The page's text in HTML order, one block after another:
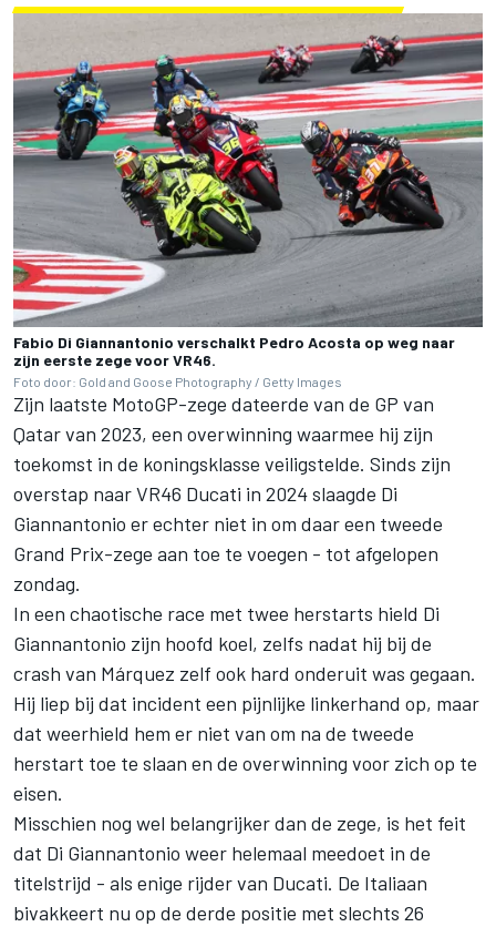
Fabio Di Giannantonio verschalkt Pedro Acosta op weg naar
zijn eerste zege voor VR46.
Foto door: Gold and Goose Photography / Getty Images
Zijn laatste MotoGP-zege dateerde van de GP van
Qatar van 2023, een overwinning waarmee hij zijn
toekomst in de koningsklasse veiligstelde. Sinds zijn
overstap naar VR46 Ducati in 2024 slaagde Di
Giannantonio er echter niet in om daar een tweede
Grand Prix-zege aan toe te voegen - tot afgelopen
zondag.
In een chaotische race met twee herstarts hield Di
Giannantonio zijn hoofd koel, zelfs nadat hij bij de
crash van Márquez zelf ook hard onderuit was gegaan.
Hij liep bij dat incident een pijnlijke linkerhand op, maar
dat weerhield hem er niet van om na de tweede
herstart toe te slaan en de overwinning voor zich op te
eisen.
Misschien nog wel belangrijker dan de zege, is het feit
dat Di Giannantonio weer helemaal meedoet in de
titelstrijd - als enige rijder van Ducati. De Italiaan
bivakkeert nu op de derde positie met slechts 26